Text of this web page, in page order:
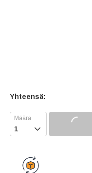
Yhteensä:
